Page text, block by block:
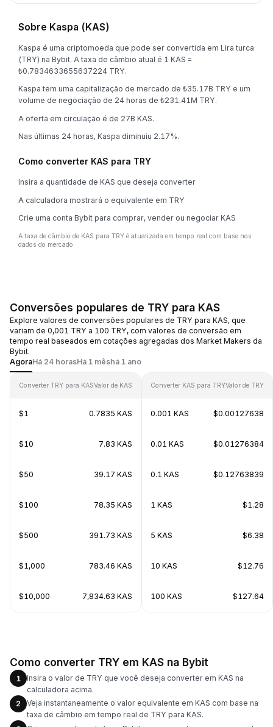
Sobre Kaspa (KAS)
Kaspa é uma criptomoeda que pode ser convertida em Lira turca
(TRY) na Bybit. A taxa de câmbio atual é 1 KAS =
₺0.7834633655637224 TRY.
Kaspa tem uma capitalização de mercado de ₺35.17B TRY e um
volume de negociação de 24 horas de ₺231.41M TRY.
A oferta em circulação é de 27B KAS.
Nas últimas 24 horas, Kaspa diminuiu 2.17%.
Como converter KAS para TRY
Insira a quantidade de KAS que deseja converter
A calculadora mostrará o equivalente em TRY
Crie uma conta Bybit para comprar, vender ou negociar KAS
A taxa de câmbio de KAS para TRY é atualizada em tempo real com base nos
dados do mercado.
Conversões populares de TRY para KAS
Explore valores de conversões populares de TRY para KAS, que
variam de 0,001 TRY a 100 TRY, com valores de conversão em
tempo real baseados em cotações agregadas dos Market Makers da
Bybit.
AgoraHá 24 horasHá 1 mêshá 1 ano
Converter TRY para KASValor de KAS
$1 0.7835 KAS
$10 7.83 KAS
$50 39.17 KAS
$100 78.35 KAS
$500 391.73 KAS
$1,000 783.46 KAS
$10,000 7,834.63 KAS
Converter KAS para TRYValor de TRY
0.001 KAS $0.00127638
0.01 KAS $0.01276384
0.1 KAS $0.12763839
1 KAS $1.28
5 KAS $6.38
10 KAS $12.76
100 KAS $127.64
Como converter TRY em KAS na Bybit
1
Insira o valor de TRY que você deseja converter em KAS na
calculadora acima.
2
Veja instantaneamente o valor equivalente em KAS com base na
taxa de câmbio em tempo real de TRY para KAS.